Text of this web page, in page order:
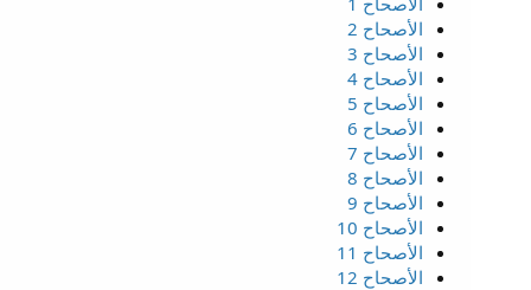
الأصحاح 2
الأصحاح 3
الأصحاح 4
الأصحاح 5
الأصحاح 6
الأصحاح 7
الأصحاح 8
الأصحاح 9
الأصحاح 10
الأصحاح 11
الأصحاح 12